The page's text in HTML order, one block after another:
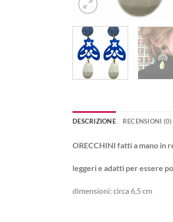
DESCRIZIONE RECENSIONI (0)
ORECCHINI fatti a mano in
leggeri e adatti per essere
dimensioni: circa 6,5 cm